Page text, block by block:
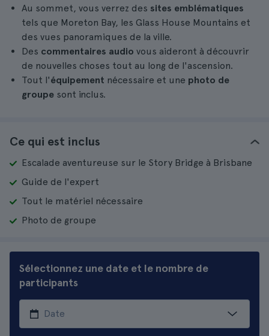
Au sommet, vous verrez des sites emblématiques
tels que Moreton Bay, les Glass House Mountains et
des vues panoramiques de la ville.
Des commentaires audio vous aideront à découvrir
de nouvelles choses tout au long de l'ascension.
Tout l'équipement nécessaire et une photo de
groupe sont inclus.
Ce qui est inclus
Escalade aventureuse sur le Story Bridge à Brisbane
Guide de l'expert
Tout le matériel nécessaire
Photo de groupe
Sélectionnez une date et le nombre de
participants